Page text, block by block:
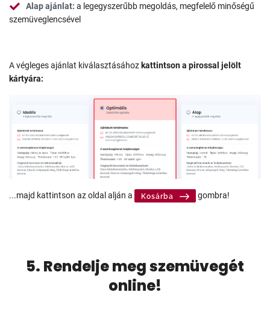
Alap ajánlat: a legegyszerűbb megoldás, megfelelő minőségű
szemüveglencsével
A végleges ajánlat kiválasztásához kattintson a pirossal jelölt
kártyára:
...majd kattintson az oldal alján a Kosárba gombra!
5. Rendelje meg szemüvegét
online!